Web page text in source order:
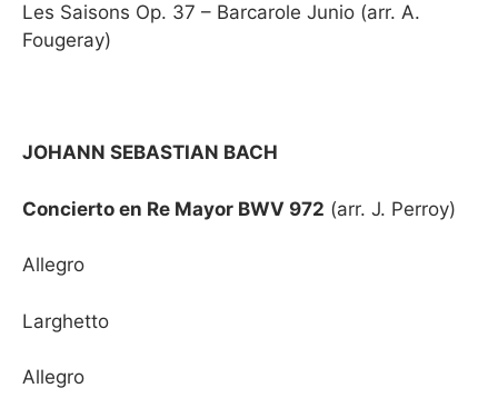
Les Saisons Op. 37 – Barcarole Junio (arr. A.
Fougeray)
JOHANN SEBASTIAN BACH
Concierto en Re Mayor BWV 972 (arr. J. Perroy)
Allegro
Larghetto
Allegro